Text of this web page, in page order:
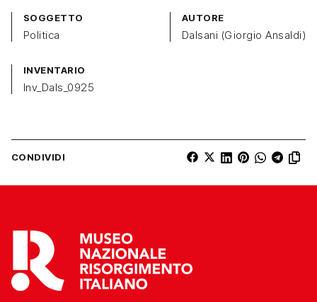
SOGGETTO
Politica
AUTORE
Dalsani (Giorgio Ansaldi)
INVENTARIO
Inv_Dals_0925
CONDIVIDI